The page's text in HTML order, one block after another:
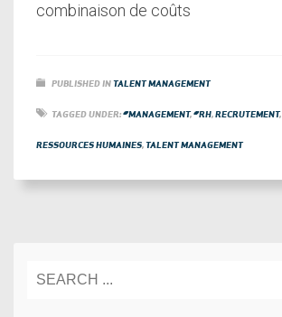
combinaison de coûts
PUBLISHED INTALENT MANAGEMENT
TAGGED UNDER:#MANAGEMENT,#RH,RECRUTEMENT,
RESSOURCES HUMAINES,TALENT MANAGEMENT